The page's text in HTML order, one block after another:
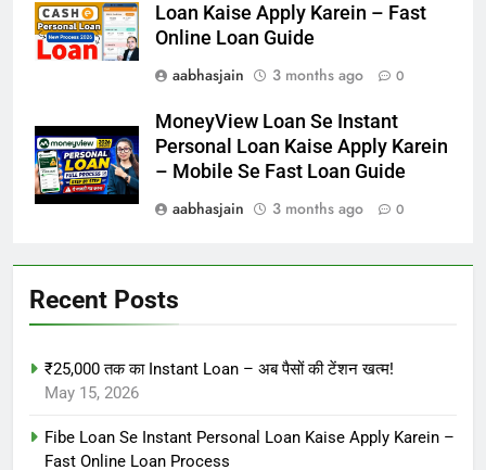
Loan Kaise Apply Karein – Fast
Online Loan Guide
aabhasjain
3 months ago 0
MoneyView Loan Se Instant
Personal Loan Kaise Apply Karein
– Mobile Se Fast Loan Guide
aabhasjain
3 months ago 0
Recent Posts
₹25,000 तक का Instant Loan – अब पैसों की टेंशन खत्म!
May 15, 2026
Fibe Loan Se Instant Personal Loan Kaise Apply Karein –
Fast Online Loan Process